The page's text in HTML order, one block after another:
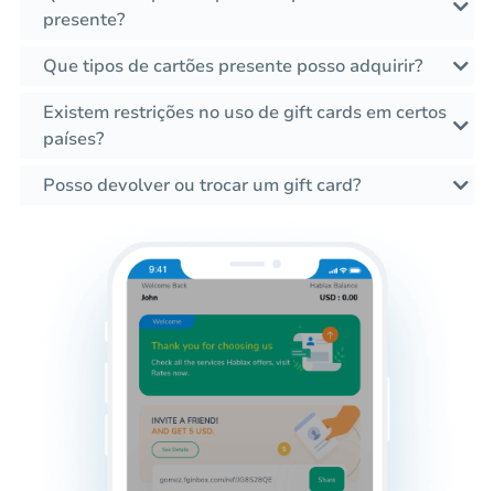
presente?
Que tipos de cartões presente posso adquirir?
Existem restrições no uso de gift cards em certos
países?
Posso devolver ou trocar um gift card?